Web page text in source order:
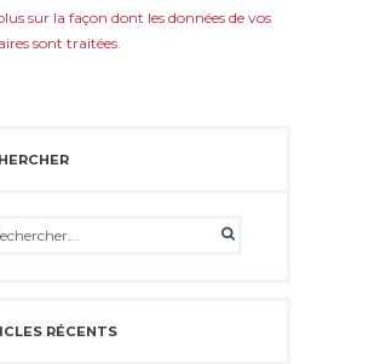
sur la façon dont les données de vos
sont traitées
RÉCENTS